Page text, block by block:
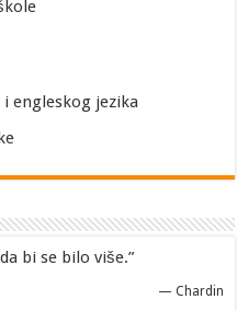
engleskog jezika
bi se bilo više.”
— Chardin